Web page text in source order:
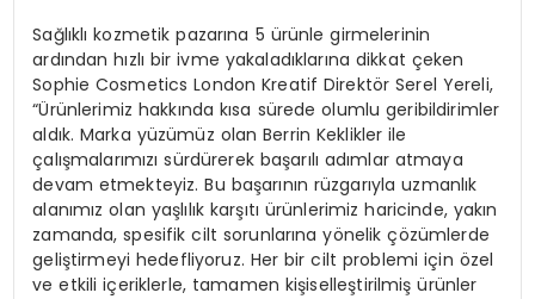
Sağlıklı kozmetik pazarına 5 ürünle girmelerinin
ardından hızlı bir ivme yakaladıklarına dikkat çeken
Sophie Cosmetics London Kreatif Direktör Serel Yereli,
“Ürünlerimiz hakkında kısa sürede olumlu geribildirimler
aldık. Marka yüzümüz olan Berrin Keklikler ile
çalışmalarımızı sürdürerek başarılı adımlar atmaya
devam etmekteyiz. Bu başarının rüzgarıyla uzmanlık
alanımız olan yaşlılık karşıtı ürünlerimiz haricinde, yakın
zamanda, spesifik cilt sorunlarına yönelik çözümlerde
geliştirmeyi hedefliyoruz. Her bir cilt problemi için özel
ve etkili içeriklerle, tamamen kişiselleştirilmiş ürünler